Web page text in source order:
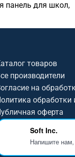
Soft Inc.
Напишите
панель для школ,
комнат и учебных
40 касаний,
ос / совместимость:
товаров
производители
на
оферта